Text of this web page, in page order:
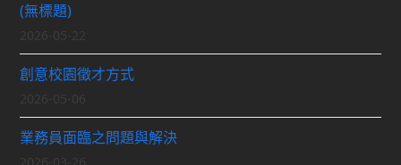
(無標題)
創意校園徵才方式
業務員面臨之問題與解決